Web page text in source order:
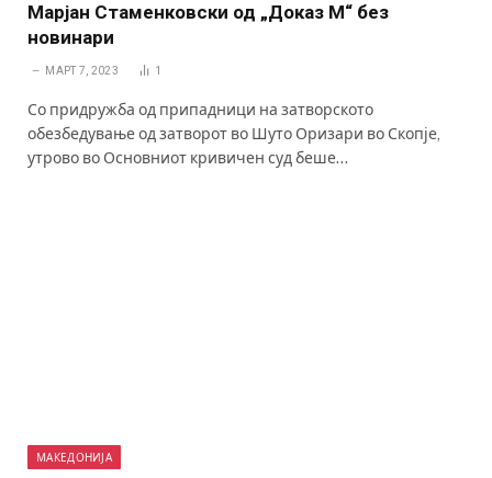
Марјан Стаменковски од „Доказ М“ без
новинари
МАРТ 7, 2023 1
Со придружба од припадници на затворското
обезбедување од затворот во Шуто Оризари во Скопје,
утрово во Основниот кривичен суд беше…
МАКЕДОНИЈА